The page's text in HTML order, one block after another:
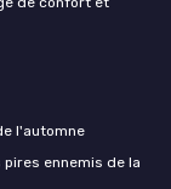
l'automne
ennemis de la